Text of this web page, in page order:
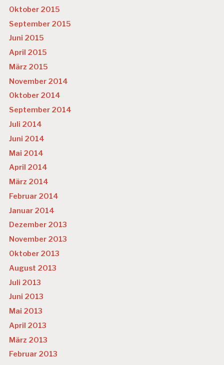
Oktober 2015
September 2015
Juni 2015
April 2015
März 2015
November 2014
Oktober 2014
September 2014
Juli 2014
Juni 2014
Mai 2014
April 2014
März 2014
Februar 2014
Januar 2014
Dezember 2013
November 2013
Oktober 2013
August 2013
Juli 2013
Juni 2013
Mai 2013
April 2013
März 2013
Februar 2013